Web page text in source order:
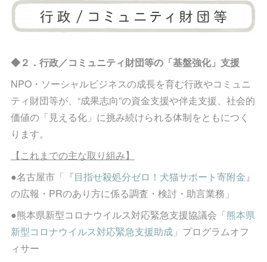
◆２．行政／コミュニティ財団等の「基盤強化」支援
NPO・ソーシャルビジネスの成長を育む行政やコミュニ
ティ財団等が、“成果志向”の資金支援や伴走支援、社会的
価値の「見える化」に挑み続けられる体制をともにつく
ります。
【これまでの主な取り組み】
●名古屋市「『目指せ殺処分ゼロ！犬猫サポート寄附金』
の広報・PRのあり方に係る調査・検討・助言業務」
●熊本県新型コロナウイルス対応緊急支援協議会「熊本県
新型コロナウイルス対応緊急支援助成」プログラムオフ
ィサー